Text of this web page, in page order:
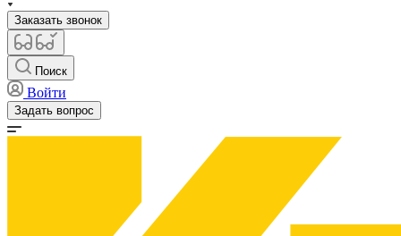
Заказать звонок
Поиск
Войти
Задать вопрос